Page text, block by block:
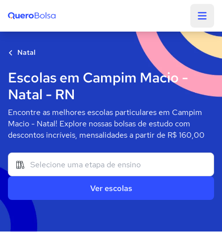
Natal
Escolas em Campim Macio -
Natal - RN
Encontre as melhores escolas particulares em Campim
Macio - Natal! Explore nossas bolsas de estudo com
descontos incríveis, mensalidades a partir de R$ 160,00
Ver escolas